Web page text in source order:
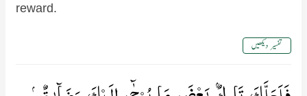
reward.
تفسیر دیکھیں